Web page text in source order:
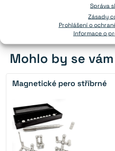
Správa
Zásady
Prohlášení o
Informace o
Mohlo by se
Magnetické pero stříbrné